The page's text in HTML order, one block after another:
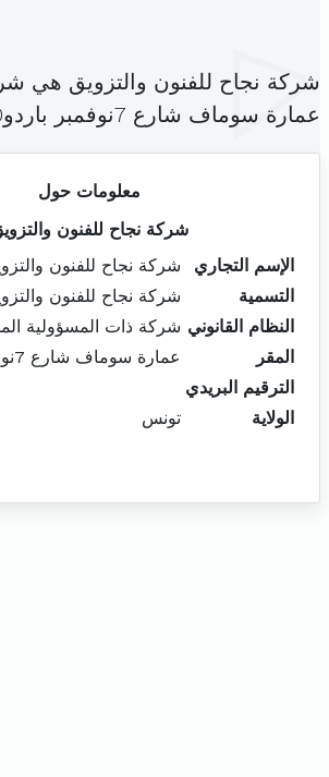
شركة نجاح للفنون والتزويق هي
عمارة سوماف شارع 7نوفمبر باردو2000 (
معلومات حول
شركة نجاح للفنون
الإسم التجاري
شركة نجاح للفنون
التسمية
شركة نجاح للفنون
النظام القانوني شركة ذات المسؤولية
المقر
عمارة سوماف شارع 7نوفمبر باردو2000
الترقيم البريدي
الولاية
تونس